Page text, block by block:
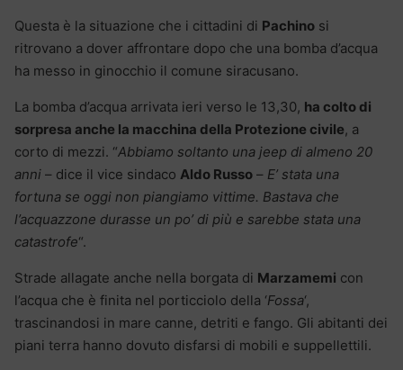
Questa è la situazione che i cittadini di Pachino si
ritrovano a dover affrontare dopo che una bomba d’acqua
ha messo in ginocchio il comune siracusano.
La bomba d’acqua arrivata ieri verso le 13,30, ha colto di
sorpresa anche la macchina della Protezione civile, a
corto di mezzi. “Abbiamo soltanto una jeep di almeno 20
anni – dice il vice sindaco Aldo Russo – E’ stata una
fortuna se oggi non piangiamo vittime. Bastava che
l’acquazzone durasse un po’ di più e sarebbe stata una
catastrofe“.
Strade allagate anche nella borgata di Marzamemi con
l’acqua che è finita nel porticciolo della ‘Fossa‘,
trascinandosi in mare canne, detriti e fango. Gli abitanti dei
piani terra hanno dovuto disfarsi di mobili e suppellettili.